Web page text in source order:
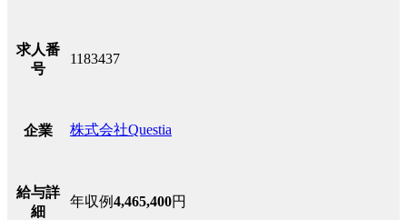
求人番
号
1183437
企業 株式会社Questia
給与詳
細
年収例4,465,400円